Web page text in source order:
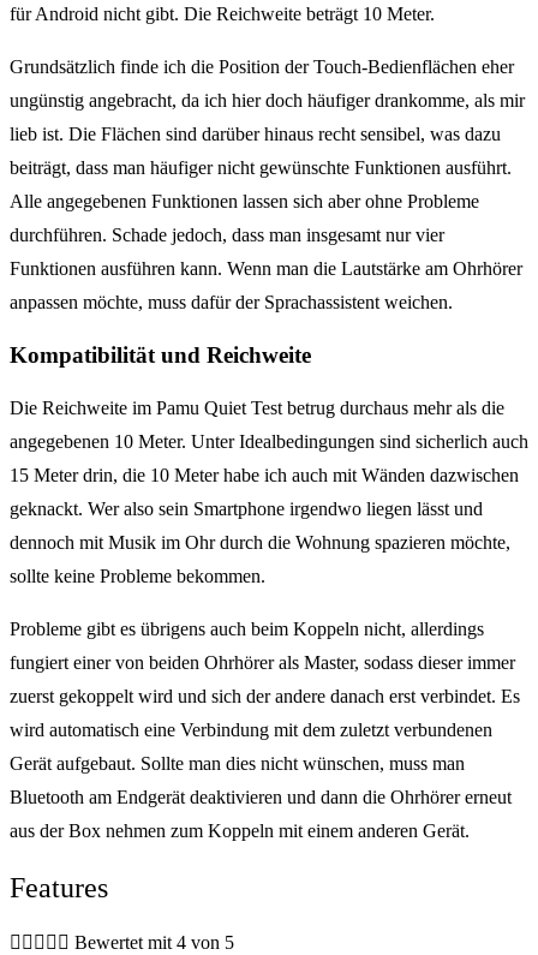
für Android nicht gibt. Die Reichweite beträgt 10 Meter.
Grundsätzlich finde ich die Position der Touch-Bedienflächen eher
ungünstig angebracht, da ich hier doch häufiger drankomme, als mir
lieb ist. Die Flächen sind darüber hinaus recht sensibel, was dazu
beiträgt, dass man häufiger nicht gewünschte Funktionen ausführt.
Alle angegebenen Funktionen lassen sich aber ohne Probleme
durchführen. Schade jedoch, dass man insgesamt nur vier
Funktionen ausführen kann. Wenn man die Lautstärke am Ohrhörer
anpassen möchte, muss dafür der Sprachassistent weichen.
Kompatibilität und Reichweite
Die Reichweite im Pamu Quiet Test betrug durchaus mehr als die
angegebenen 10 Meter. Unter Idealbedingungen sind sicherlich auch
15 Meter drin, die 10 Meter habe ich auch mit Wänden dazwischen
geknackt. Wer also sein Smartphone irgendwo liegen lässt und
dennoch mit Musik im Ohr durch die Wohnung spazieren möchte,
sollte keine Probleme bekommen.
Probleme gibt es übrigens auch beim Koppeln nicht, allerdings
fungiert einer von beiden Ohrhörer als Master, sodass dieser immer
zuerst gekoppelt wird und sich der andere danach erst verbindet. Es
wird automatisch eine Verbindung mit dem zuletzt verbundenen
Gerät aufgebaut. Sollte man dies nicht wünschen, muss man
Bluetooth am Endgerät deaktivieren und dann die Ohrhörer erneut
aus der Box nehmen zum Koppeln mit einem anderen Gerät.
Features
     Bewertet mit 4 von 5